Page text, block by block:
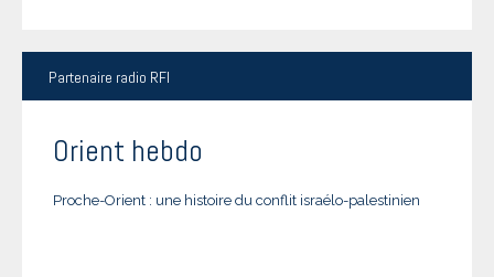
Partenaire radio RFI
Orient hebdo
Proche-Orient : une histoire du conflit israélo-palestinien